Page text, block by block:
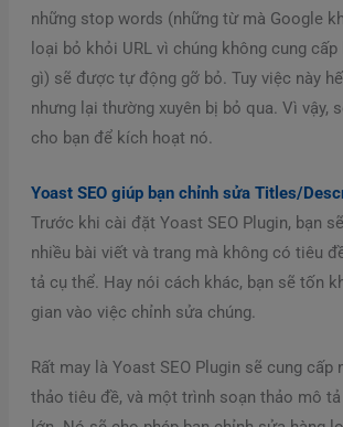
những stop words (những từ mà Google
loại bỏ khỏi URL vì chúng không cung cấp
gì) sẽ được tự động gỡ bỏ. Tuy việc này
nhưng lại thường xuyên bị bỏ qua. Vì vậy,
cho bạn để kích hoạt nó.
Yoast SEO giúp bạn chỉnh sửa Titles/
Trước khi cài đặt Yoast SEO Plugin, bạn
nhiều bài viết và trang mà không có tiêu
tả cụ thể. Hay nói cách khác, bạn sẽ tốn
gian vào việc chỉnh sửa chúng.
Rất may là Yoast SEO Plugin sẽ cung cấp
thảo tiêu đề, và một trình soạn thảo mô